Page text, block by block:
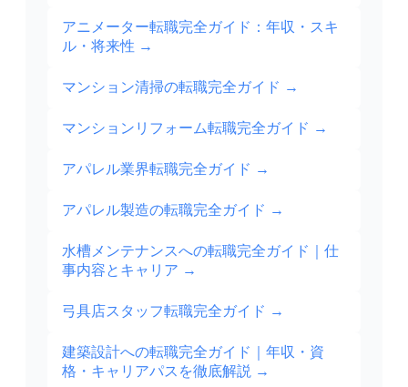
アニメーター転職完全ガイド：年収・スキ
ル・将来性 →
マンション清掃の転職完全ガイド →
マンションリフォーム転職完全ガイド →
アパレル業界転職完全ガイド →
アパレル製造の転職完全ガイド →
水槽メンテナンスへの転職完全ガイド｜仕
事内容とキャリア →
弓具店スタッフ転職完全ガイド →
建築設計への転職完全ガイド｜年収・資
格・キャリアパスを徹底解説 →